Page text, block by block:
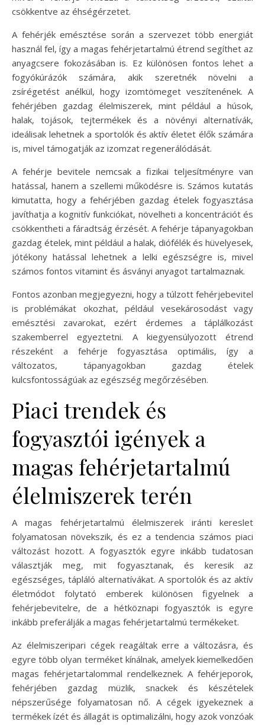
csökkentve az éhségérzetet.
A fehérjék emésztése során a szervezet több energiát
használ fel, így a magas fehérjetartalmú étrend segíthet az
anyagcsere fokozásában is. Ez különösen fontos lehet a
fogyókúrázók számára, akik szeretnék növelni a
zsírégetést anélkül, hogy izomtömeget veszítenének. A
fehérjében gazdag élelmiszerek, mint például a húsok,
halak, tojások, tejtermékek és a növényi alternatívák,
ideálisak lehetnek a sportolók és aktív életet élők számára
is, mivel támogatják az izomzat regenerálódását.
A fehérje bevitele nemcsak a fizikai teljesítményre van
hatással, hanem a szellemi működésre is. Számos kutatás
kimutatta, hogy a fehérjében gazdag ételek fogyasztása
javíthatja a kognitív funkciókat, növelheti a koncentrációt és
csökkentheti a fáradtság érzését. A fehérje tápanyagokban
gazdag ételek, mint például a halak, diófélék és hüvelyesek,
jótékony hatással lehetnek a lelki egészségre is, mivel
számos fontos vitamint és ásványi anyagot tartalmaznak.
Fontos azonban megjegyezni, hogy a túlzott fehérjebevitel
is problémákat okozhat, például vesekárosodást vagy
emésztési zavarokat, ezért érdemes a táplálkozást
szakemberrel egyeztetni. A kiegyensúlyozott étrend
részeként a fehérje fogyasztása optimális, így a
változatos, tápanyagokban gazdag ételek
kulcsfontosságúak az egészség megőrzésében.
Piaci trendek és
fogyasztói igények a
magas fehérjetartalmú
élelmiszerek terén
A magas fehérjetartalmú élelmiszerek iránti kereslet
folyamatosan növekszik, és ez a tendencia számos piaci
változást hozott. A fogyasztók egyre inkább tudatosan
választják meg, mit fogyasztanak, és keresik az
egészséges, tápláló alternatívákat. A sportolók és az aktív
életmódot folytató emberek különösen figyelnek a
fehérjebevitelre, de a hétköznapi fogyasztók is egyre
inkább preferálják a magas fehérjetartalmú termékeket.
Az élelmiszeripari cégek reagáltak erre a változásra, és
egyre több olyan terméket kínálnak, amelyek kiemelkedően
magas fehérjetartalommal rendelkeznek. A fehérjeporok,
fehérjében gazdag müzlik, snackek és készételek
népszerűsége folyamatosan nő. A cégek igyekeznek a
termékek ízét és állagát is optimalizálni, hogy azok vonzóak